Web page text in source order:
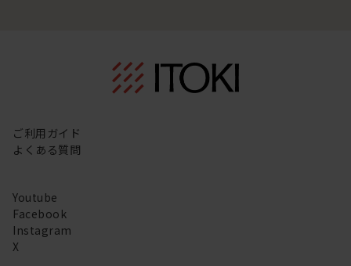
ご利用ガイド
よくある質問
Youtube
Facebook
Instagram
X